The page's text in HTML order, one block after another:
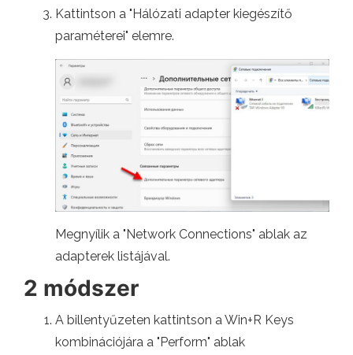
Kattintson a "Hálózati adapter kiegészítő
paraméterei" elemre.
Megnyílik a "Network Connections" ablak az
adapterek listájával.
2 módszer
A billentyűzeten kattintson a Win+R Keys
kombinációjára a "Perform" ablak